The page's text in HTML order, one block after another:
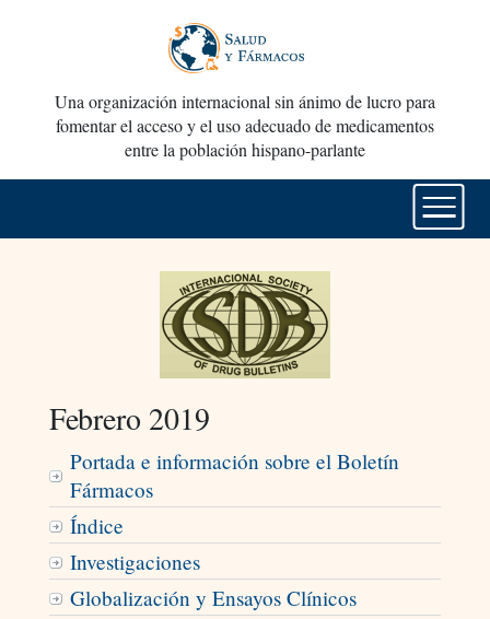
Una organización internacional sin ánimo de lucro para
fomentar el acceso y el uso adecuado de medicamentos
entre la población hispano-parlante
Febrero 2019
Portada e información sobre el Boletín
Fármacos
Índice
Investigaciones
Globalización y Ensayos Clínicos